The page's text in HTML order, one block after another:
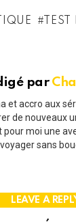
TEST
par
et accro aux
de nouveaux
pour moi une
voyager sans
LEAVE A